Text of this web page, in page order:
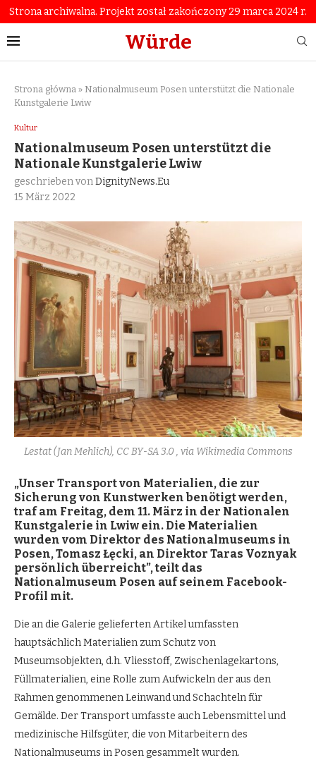
Strona archiwalna. Projekt został zakończony 29 marca 2024 r.
Würde
Strona główna » Nationalmuseum Posen unterstützt die Nationale
Kunstgalerie Lwiw
Kultur
Nationalmuseum Posen unterstützt die
Nationale Kunstgalerie Lwiw
geschrieben vonDignityNews.eu
15 März 2022
Lestat (Jan Mehlich), CC BY-SA 3.0 , via Wikimedia Commons
„Unser Transport von Materialien, die zur
Sicherung von Kunstwerken benötigt werden,
traf am Freitag, dem 11. März in der Nationalen
Kunstgalerie in Lwiw ein. Die Materialien
wurden vom Direktor des Nationalmuseums in
Posen, Tomasz Łęcki, an Direktor Taras Voznyak
persönlich überreicht”, teilt das
Nationalmuseum Posen auf seinem Facebook-
Profil mit.
Die an die Galerie gelieferten Artikel umfassten
hauptsächlich Materialien zum Schutz von
Museumsobjekten, d.h. Vliesstoff, Zwischenlagekartons,
Füllmaterialien, eine Rolle zum Aufwickeln der aus den
Rahmen genommenen Leinwand und Schachteln für
Gemälde. Der Transport umfasste auch Lebensmittel und
medizinische Hilfsgüter, die von Mitarbeitern des
Nationalmuseums in Posen gesammelt wurden.